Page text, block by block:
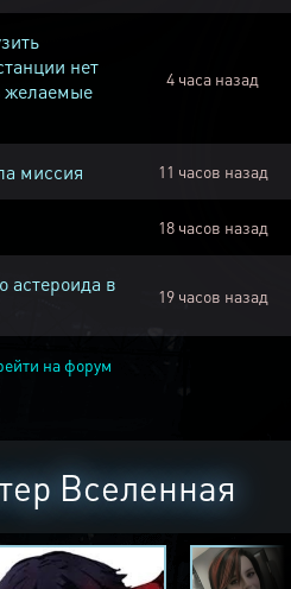
нет
желаемые
4 часа назад
миссия 11 часов назад
18 часов назад
астероида в
19 часов назад
на форум
Вселенная